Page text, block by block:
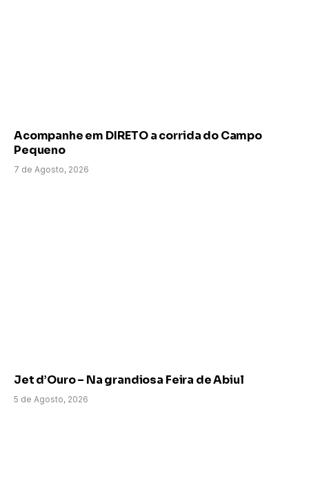
Acompanhe em DIRETO a corrida do Campo
Pequeno
7 de Agosto, 2026
Jet d’Ouro – Na grandiosa Feira de Abiul
5 de Agosto, 2026